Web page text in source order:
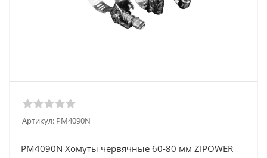
Артикул: PM4090N
PM4090N Хомуты червячные 60-80 мм ZIPOWER